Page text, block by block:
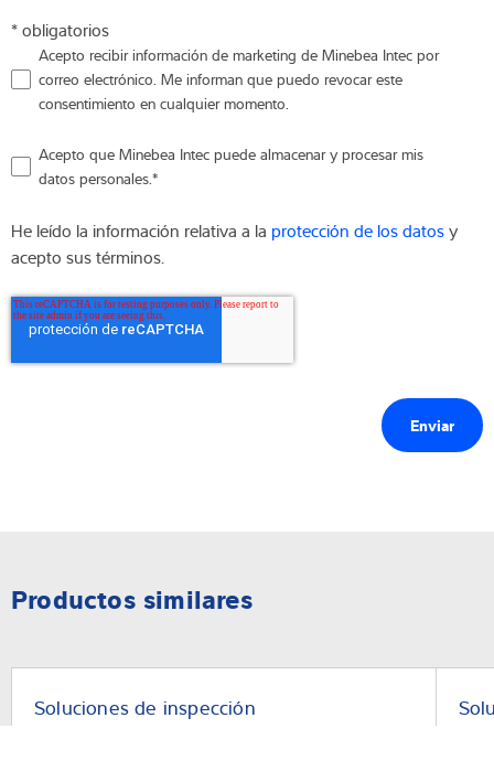
* obligatorios
Acepto recibir información de marketing de Minebea Intec por
correo electrónico. Me informan que puedo revocar este
consentimiento en cualquier momento.
Acepto que Minebea Intec puede almacenar y procesar mis
datos personales.*
He leído la información relativa a la protección de los datosy
acepto sus términos.
Productos similares
Soluciones de inspección